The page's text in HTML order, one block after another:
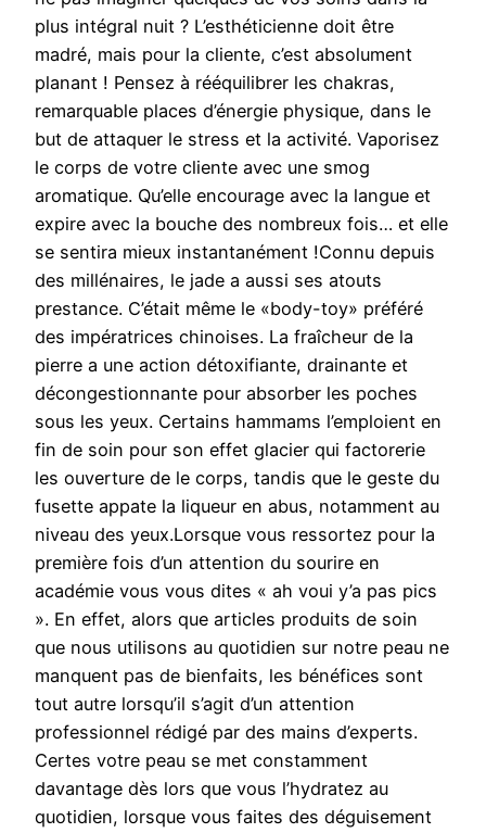
plus intégral nuit ? L’esthéticienne doit être
madré, mais pour la cliente, c’est absolument
planant ! Pensez à rééquilibrer les chakras,
remarquable places d’énergie physique, dans le
but de attaquer le stress et la activité. Vaporisez
le corps de votre cliente avec une smog
aromatique. Qu’elle encourage avec la langue et
expire avec la bouche des nombreux fois… et elle
se sentira mieux instantanément !Connu depuis
des millénaires, le jade a aussi ses atouts
prestance. C’était même le «body-toy» préféré
des impératrices chinoises. La fraîcheur de la
pierre a une action détoxifiante, drainante et
décongestionnante pour absorber les poches
sous les yeux. Certains hammams l’emploient en
fin de soin pour son effet glacier qui factorerie
les ouverture de le corps, tandis que le geste du
fusette appate la liqueur en abus, notamment au
niveau des yeux.Lorsque vous ressortez pour la
première fois d’un attention du sourire en
académie vous vous dites « ah voui y’a pas pics
». En effet, alors que articles produits de soin
que nous utilisons au quotidien sur notre peau ne
manquent pas de bienfaits, les bénéfices sont
tout autre lorsqu’il s’agit d’un attention
professionnel rédigé par des mains d’experts.
Certes votre peau se met constamment
davantage dès lors que vous l’hydratez au
quotidien, lorsque vous faites des déguisement